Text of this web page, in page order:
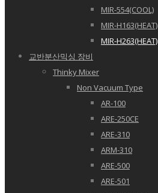
MIR-554(COOL)
MIR-H163(HEAT)
MIR-H263(HEAT)
교반분산믹싱 장비
Thinky Mixer
Non Vacuum Type
AR-100
ARE-250CE
ARE-310
ARM-310
ARE-500
ARE-501